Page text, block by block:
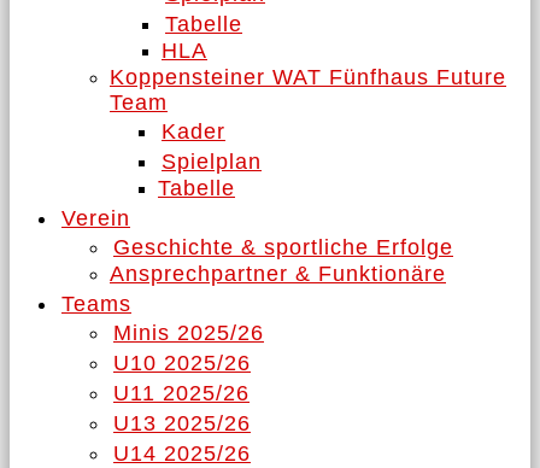
Tabelle
HLA
Koppensteiner WAT Fünfhaus Future
Team
Kader
Spielplan
Tabelle
Verein
Geschichte & sportliche Erfolge
Ansprechpartner & Funktionäre
Teams
Minis 2025/26
U10 2025/26
U11 2025/26
U13 2025/26
U14 2025/26